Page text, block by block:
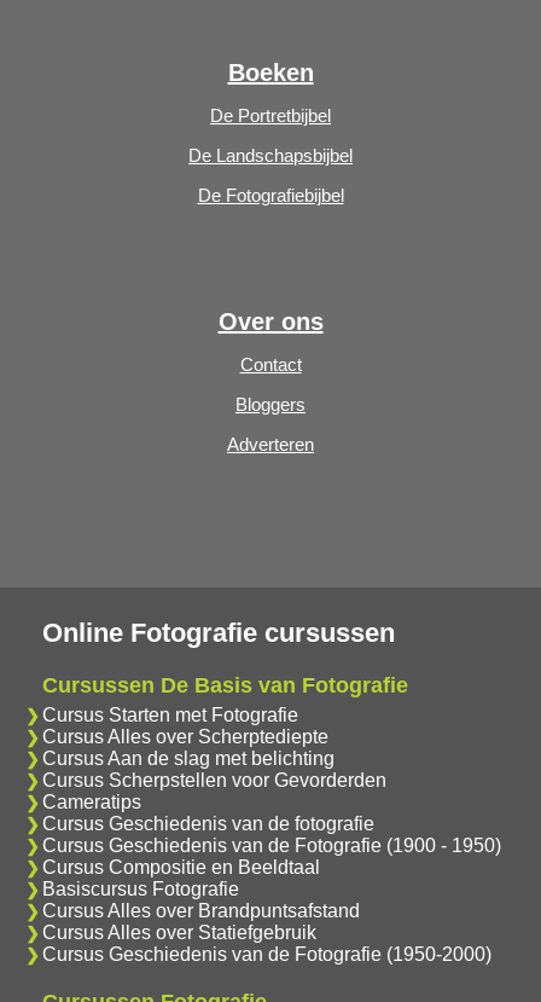
Boeken
De Portretbijbel
De Landschapsbijbel
De Fotografiebijbel
Over ons
Contact
Bloggers
Adverteren
Online Fotografie cursussen
Cursussen De Basis van Fotografie
Cursus Starten met Fotografie
Cursus Alles over Scherptediepte
Cursus Aan de slag met belichting
Cursus Scherpstellen voor Gevorderden
Cameratips
Cursus Geschiedenis van de fotografie
Cursus Geschiedenis van de Fotografie (1900 - 1950)
Cursus Compositie en Beeldtaal
Basiscursus Fotografie
Cursus Alles over Brandpuntsafstand
Cursus Alles over Statiefgebruik
Cursus Geschiedenis van de Fotografie (1950-2000)